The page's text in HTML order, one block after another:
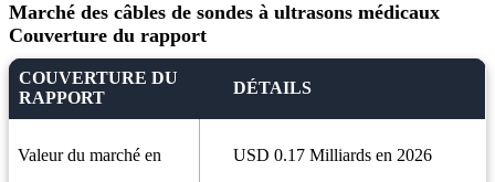
Marché des câbles de sondes à ultrasons médicaux
Couverture du rapport
COUVERTURE DU
RAPPORT
DÉTAILS
Valeur du marché en USD 0.17 Milliards en 2026